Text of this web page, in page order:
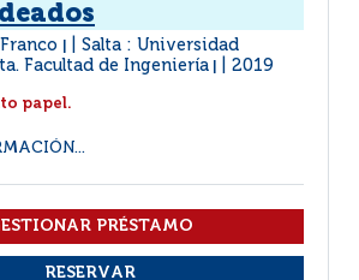
Salta : Universidad
Facultad de Ingeniería
2019
papel.